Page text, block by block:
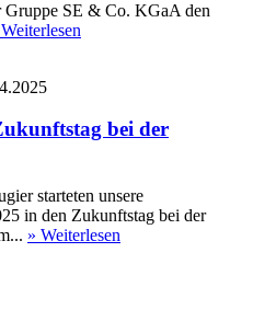
Gruppe SE & Co. KGaA den
bei der
starteten unsere
in den Zukunftstag bei der
» Weiterlesen